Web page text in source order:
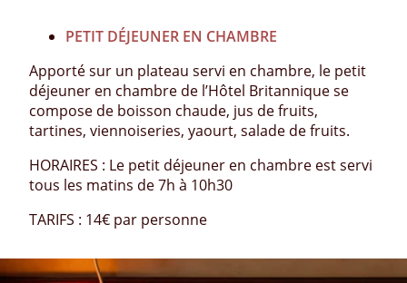
PETIT DÉJEUNER EN CHAMBRE
Apporté sur un plateau servi en chambre, le petit
déjeuner en chambre de l’Hôtel Britannique se
compose de boisson chaude, jus de fruits,
tartines, viennoiseries, yaourt, salade de fruits.
HORAIRES : Le petit déjeuner en chambre est servi
tous les matins de 7h à 10h30
TARIFS : 14€ par personne